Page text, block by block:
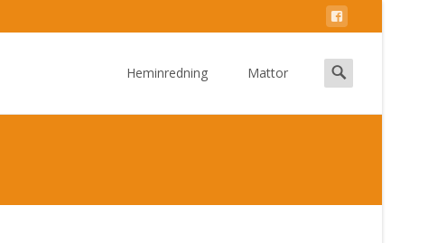
Heminredning Mattor
Search
for: